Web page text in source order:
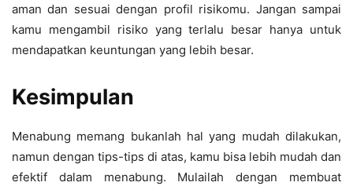
aman dan sesuai dengan profil risikomu. Jangan sampai
kamu mengambil risiko yang terlalu besar hanya untuk
mendapatkan keuntungan yang lebih besar.
Kesimpulan
Menabung memang bukanlah hal yang mudah dilakukan,
namun dengan tips-tips di atas, kamu bisa lebih mudah dan
efektif dalam menabung. Mulailah dengan membuat